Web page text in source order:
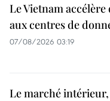
Le Vietnam accélère
aux centres de
07/08/2026 03:19
Le marché